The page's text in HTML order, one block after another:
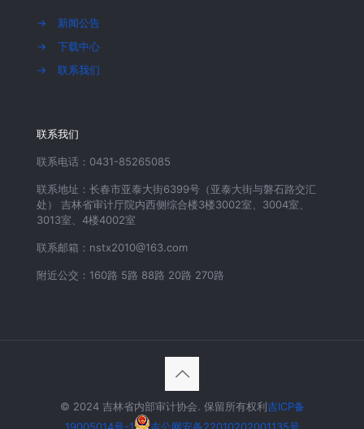
→
新闻公告
→
下载中心
→
联系我们
联系我们
联系电话：0431-85265085
联系地址：长春市亚泰大街6399号（亚泰大街与磐石路交汇
处） 吉林省审计厅院内西侧综合楼3楼3002室、3004室、
3013室、4楼4002室
联系邮箱：nstx2010@163.com
附近公交：160路 5路 88路 20路 270路
© 2024 吉林省内部审计协会. 保留所有权利吉ICP备